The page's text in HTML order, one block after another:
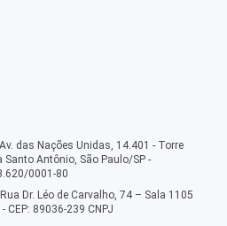
das Nações Unidas, 14.401 - Torre
Santo Antônio, São Paulo/SP -
0001-80
Dr. Léo de Carvalho, 74 – Sala 1105
CEP: 89036-239 CNPJ